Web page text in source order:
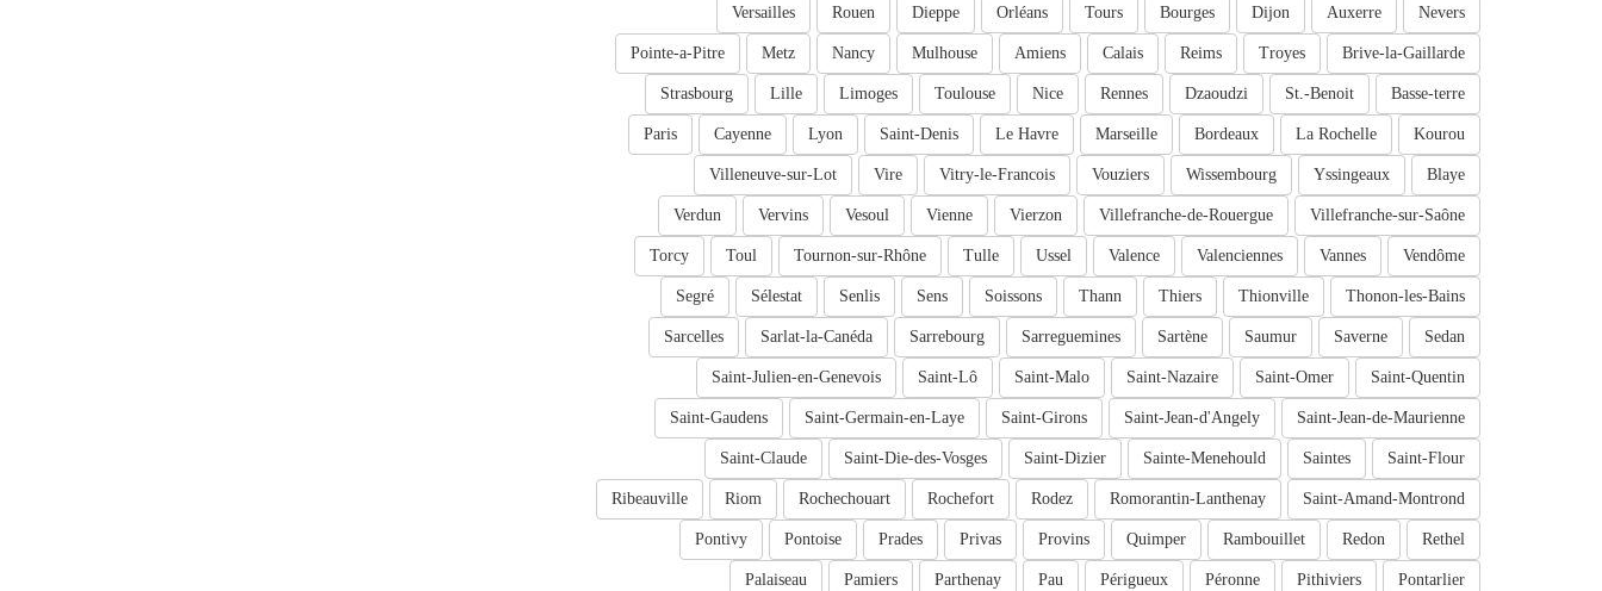
Nevers
Auxerre
Dijon
Bourges
Tours
Orléans
Dieppe
Rouen
Versailles
Brive-la-Gaillarde
Troyes
Reims
Calais
Amiens
Mulhouse
Nancy
Metz
Pointe-a-Pitre
Basse-terre
St.-Benoit
Dzaoudzi
Rennes
Nice
Toulouse
Limoges
Lille
Strasbourg
Kourou
La Rochelle
Bordeaux
Marseille
Le Havre
Saint-Denis
Lyon
Cayenne
Paris
Blaye
Yssingeaux
Wissembourg
Vouziers
Vitry-le-Francois
Vire
Villeneuve-sur-Lot
Villefranche-sur-Saône
Villefranche-de-Rouergue
Vierzon
Vienne
Vesoul
Vervins
Verdun
Vendôme
Vannes
Valenciennes
Valence
Ussel
Tulle
Tournon-sur-Rhône
Toul
Torcy
Thonon-les-Bains
Thionville
Thiers
Thann
Soissons
Sens
Senlis
Sélestat
Segré
Sedan
Saverne
Saumur
Sartène
Sarreguemines
Sarrebourg
Sarlat-la-Canéda
Sarcelles
Saint-Quentin
Saint-Omer
Saint-Nazaire
Saint-Malo
Saint-Lô
Saint-Julien-en-Genevois
Saint-Jean-de-Maurienne
Saint-Jean-d'Angely
Saint-Girons
Saint-Germain-en-Laye
Saint-Gaudens
Saint-Flour
Saintes
Sainte-Menehould
Saint-Dizier
Saint-Die-des-Vosges
Saint-Claude
Saint-Amand-Montrond
Romorantin-Lanthenay
Rodez
Rochefort
Rochechouart
Riom
Ribeauville
Rethel
Redon
Rambouillet
Quimper
Provins
Privas
Prades
Pontoise
Pontivy
Pontarlier
Pithiviers
Péronne
Périgueux
Pau
Parthenay
Pamiers
Palaiseau